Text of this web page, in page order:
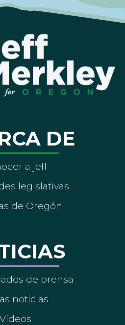
DE
a jeff
legislativas
de Oregón
de prensa
noticias
Vídeos